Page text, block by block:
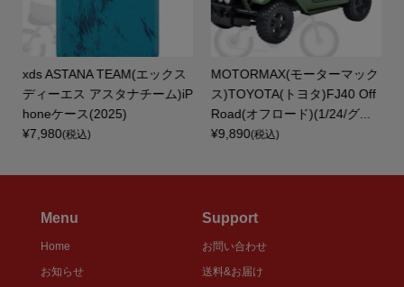
xds ASTANA TEAM(エックス
ディーエス アスタナチーム)iP
honeケース(2025)
¥7,980(税込)
MOTORMAX(モーターマック
ス)TOYOTA(トヨタ)FJ40 Off
Road(オフロード)(1/24/グ...
¥9,890(税込)
Menu
Home
お知らせ
Support
お問い合わせ
送料&お届け